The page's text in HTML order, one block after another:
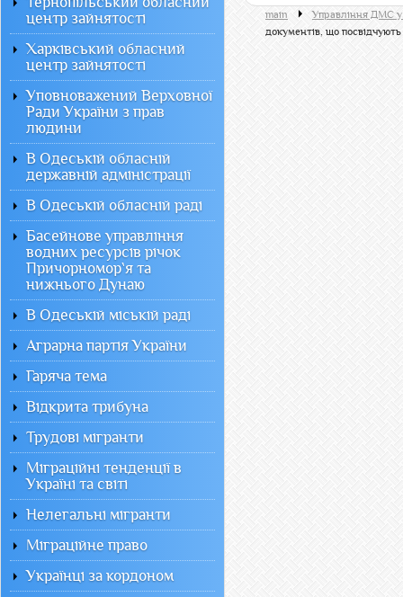
main
Управління ДМС у
документів, що
центр зайнятості
Харківський обласний
центр зайнятості
Уповноважений Верховної
Ради України з прав
людини
В Одеській обласній
державній адміністрації
В Одеській обласній раді
Басейнове управління
водних ресурсів річок
Причорномор`я та
нижнього Дунаю
В Одеській міській раді
Аграрна партія України
Гаряча тема
Відкрита трибуна
Трудові мігранти
Міграційні тенденції в
Україні та світі
Нелегальні мігранти
Міграційне право
Українці за кордоном